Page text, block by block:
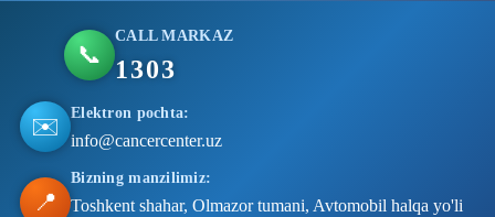
📞
CALL MARKAZ
1303
✉️ Elektron pochta:
info@cancercenter.uz
📍
Bizning manzilimiz:
Toshkent shahar, Olmazor tumani, Avtomobil halqa yo'li